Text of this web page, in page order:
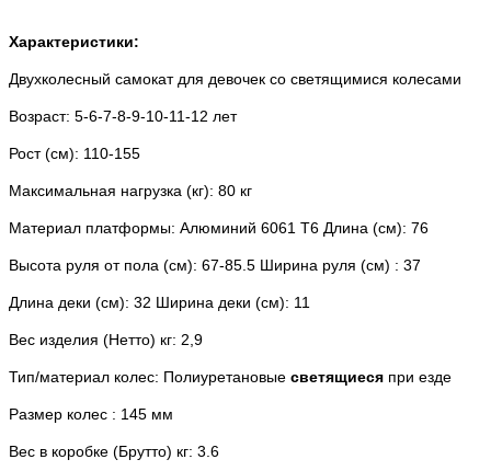
Характеристики:
Двухколесный самокат для девочек со светящимися колесами
Возраст: 5-6-7-8-9-10-11-12 лет
Рост (см): 110-155
Максимальная нагрузка (кг): 80 кг
Материал платформы: Алюминий 6061 T6 Длина (см): 76
Высота руля от пола (см): 67-85.5 Ширина руля (см) : 37
Длина деки (см): 32 Ширина деки (см): 11
Вес изделия (Нетто) кг: 2,9
Тип/материал колес: Полиуретановые светящиеся при езде
Размер колес : 145 мм
Вес в коробке (Брутто) кг: 3.6